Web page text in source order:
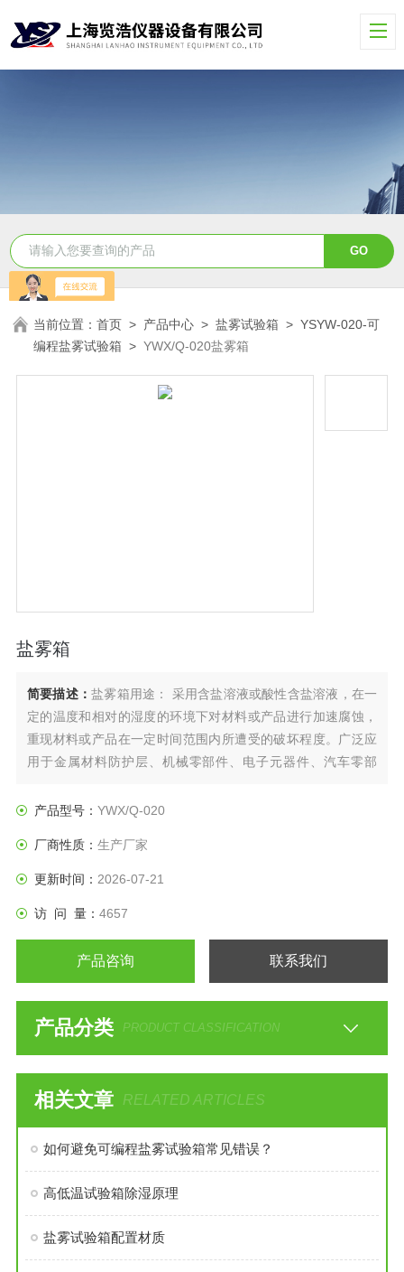
当前位置：首页 > 产品中心 >盐雾试验箱 >YSYW-020-可
编程盐雾试验箱 >YWX/Q-020盐雾箱
盐雾箱
简要描述：盐雾箱用途： 采用含盐溶液或酸性含盐溶液，在一
定的温度和相对的湿度的环境下对材料或产品进行加速腐蚀，
重现材料或产品在一定时间范围内所遭受的破坏程度。广泛应
用于金属材料防护层、机械零部件、电子元器件、汽车零部
层及产品抗盐雾腐蚀的性能。
产品型号： YWX/Q-020
厂商性质： 生产厂家
更新时间： 2026-07-21
访 问 量： 4657
产品咨询 联系我们
产品分类 PRODUCT CLASSIFICATION
相关文章 RELATED ARTICLES
如何避免可编程盐雾试验箱常见错误？
高低温试验箱除湿原理
盐雾试验箱配置材质